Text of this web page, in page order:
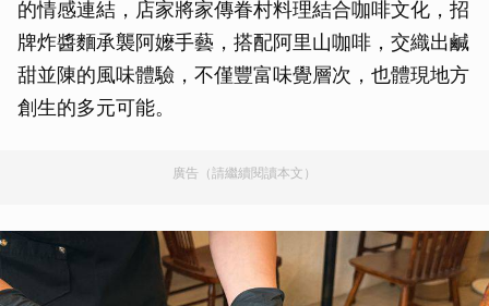
的情感連結，店家將家傳眷村料理結合咖啡文化，招
牌炸醬麵承襲阿嬤手藝，搭配阿里山咖啡，交織出鹹
甜並陳的風味體驗，不僅豐富味覺層次，也體現地方
創生的多元可能。
廣告（請繼續閱讀本文）